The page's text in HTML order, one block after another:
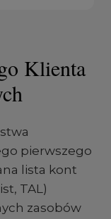
Klienta
pierwszego
lista kont
TAL)
zasobów